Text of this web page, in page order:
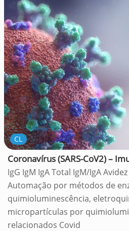
CL
Coronavírus (SARS-CoV2) –
IgG IgM IgA Total IgM/IgA
Automação por métodos de
quimioluminescência,
micropartículas por
relacionados Covid